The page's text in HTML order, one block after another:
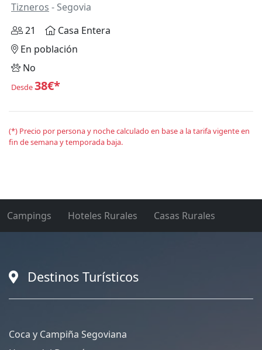
Tizneros - Segovia
21
Casa Entera
En población
No
Desde38€*
(*) Precio por persona y noche calculado en base a la tarifa vigente en
fin de semana y temporada baja.
Campings Hoteles Rurales Casas Rurales
Destinos Turísticos
Coca y Campiña Segoviana